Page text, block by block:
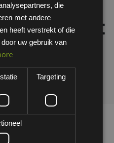
500 dispenser
Leight
die
met andere
heeft verstrekt of die
uw gebruik van
Targeting